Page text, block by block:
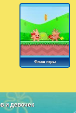
Флэш игры
и девочек